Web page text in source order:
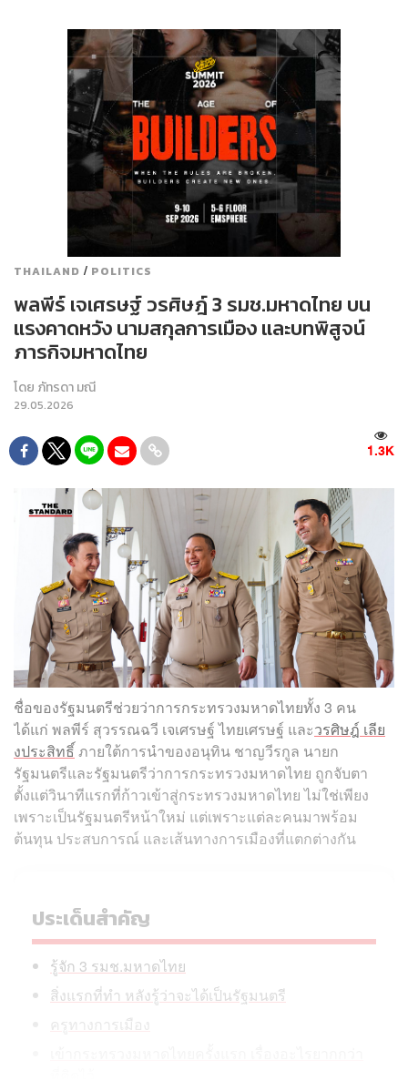
THAILAND / POLITICS
พลพีร์ เจเศรษฐ์ วรศิษฎ์ 3 รมช.มหาดไทย บน
แรงคาดหวัง นามสกุลการเมือง และบทพิสูจน์
ภารกิจมหาดไทย
โดย ภัทรดา มณี
29.05.2026
1.3K
ชื่อของรัฐมนตรีช่วยว่าการกระทรวงมหาดไทยทั้ง 3 คน
ได้แก่ พลพีร์ สุวรรณฉวี เจเศรษฐ์ ไทยเศรษฐ์ และวรศิษฎ์ เลีย
งประสิทธิ์ภายใต้การนำของอนุทิน ชาญวีรกูล นายก
รัฐมนตรีและรัฐมนตรีว่าการกระทรวงมหาดไทย ถูกจับตา
ตั้งแต่วินาทีแรกที่ก้าวเข้าสู่กระทรวงมหาดไทย ไม่ใช่เพียง
เพราะเป็นรัฐมนตรีหน้าใหม่ แต่เพราะแต่ละคนมาพร้อม
ต้นทุน ประสบการณ์ และเส้นทางการเมืองที่แตกต่างกัน
ประเด็นสำคัญ
รู้จัก 3 รมช.มหาดไทย
สิ่งแรกที่ทำ หลังรู้ว่าจะได้เป็นรัฐมนตรี
ครูทางการเมือง